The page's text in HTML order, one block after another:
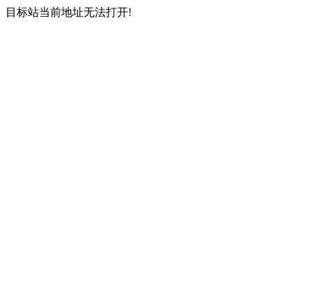
目标站当前地址无法打开!